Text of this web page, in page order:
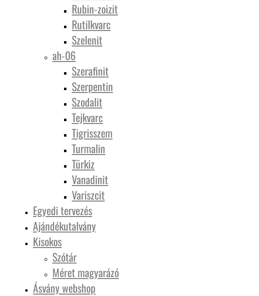
Rubin-zoizit
Rutilkvarc
Szelenit
ah-06
Szerafinit
Szerpentin
Szodalit
Tejkvarc
Tigrisszem
Turmalin
Türkiz
Vanadinit
Variszcit
Egyedi tervezés
Ajándékutalvány
Kisokos
Szótár
Méret magyarázó
Ásvány webshop